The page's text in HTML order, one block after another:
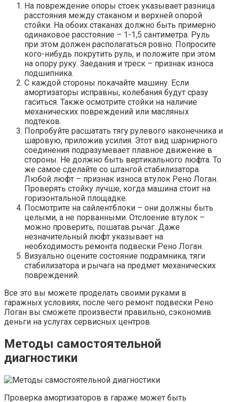
На повреждение опоры стоек указывает разница
расстояния между стаканом и верхней опорой
стойки. На обоих стаканах должно быть примерно
одинаковое расстояние – 1-1,5 сантиметра. Руль
при этом должен располагаться ровно. Попросите
кого-нибудь покрутить руль, и положите при этом
на опору руку. Заедания и треск – признак износа
подшипника.
С каждой стороны покачайте машину. Если
амортизаторы исправны, колебания будут сразу
гаситься. Также осмотрите стойки на наличие
механических повреждений или масляных
подтеков.
Попробуйте расшатать тягу рулевого наконечника и
шаровую, приложив усилия. Этот вид шарнирного
соединения подразумевает плавное движение в
стороны. Не должно быть вертикального люфта. То
же самое сделайте со штангой стабилизатора.
Любой люфт – признак износа втулок Рено Логан.
Проверять стойку лучше, когда машина стоит на
горизонтальной площадке.
Посмотрите на сайлентблоки – они должны быть
целыми, а не порванными. Отслоение втулок –
можно проверить, пошатав рычаг. Даже
незначительный люфт указывает на
необходимость ремонта подвески Рено Логан.
Визуально оцените состояние подрамника, тяги
стабилизатора и рычага на предмет механических
повреждений.
Все это вы можете проделать своими руками в
гаражных условиях, после чего ремонт подвески Рено
Логан вы сможете произвести правильно, сэкономив
деньги на услугах сервисных центров.
Методы самостоятельной
диагностики
Проверка амортизаторов в гараже может быть